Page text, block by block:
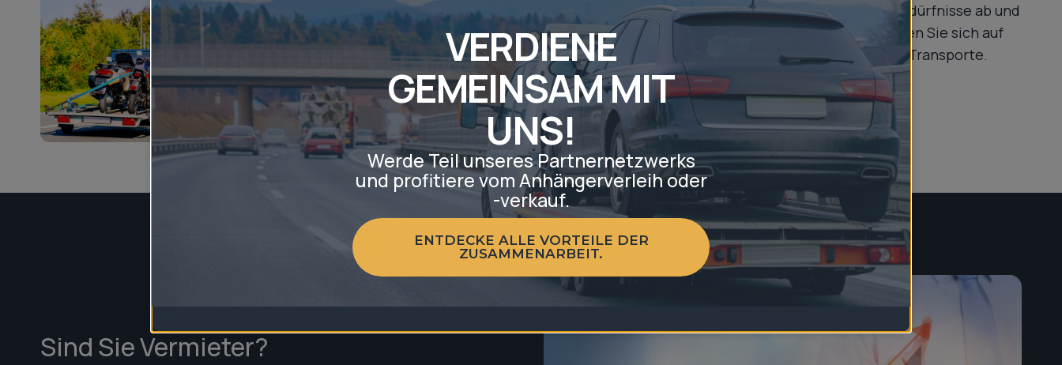
Unsere vielseitige Flotte deckt sämtliche Transportbedürfnisse ab und
sorgt dafür, dass Sie jederzeit flexibel bleiben. Verlassen Sie sich auf
unsere Anhänger in Bremen für sichere und effiziente Transporte.
Sind Sie Vermieter?
VERDIENE
GEMEINSAM MIT
UNS!
Werde Teil unseres Partnernetzwerks
und profitiere vom Anhängerverleih oder
-verkauf.
ENTDECKE ALLE VORTEILE DER
ZUSAMMENARBEIT.